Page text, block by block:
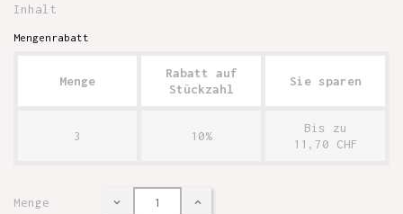
Inhalt
Mengenrabatt
Menge
Rabatt auf
Stückzahl
Sie sparen
3 10%
Bis zu
11,70 CHF
Menge